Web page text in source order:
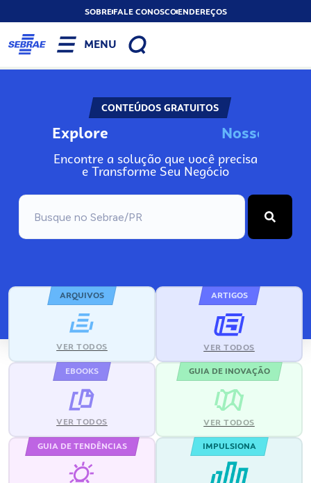
SOBREFALE CONOSCOENDEREÇOS
MENU
CONTEÚDOS GRATUITOS
Explore No
Encontre a solução que você precisa
e Transforme Seu Negócio
ARQUIVOS
VER TODOS
ARTIGOS
VER TODOS
EBOOKS
VER TODOS
GUIA DE INOVAÇÃO
VER TODOS
GUIA DE TENDÊNCIAS IMPULSIONA